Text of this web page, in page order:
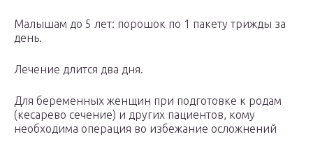
Малышам до 5 лет: порошок по 1 пакету трижды за
день.
Лечение длится два дня.
Для беременных женщин при подготовке к родам
(кесарево сечение) и других пациентов, кому
необходима операция во избежание осложнений